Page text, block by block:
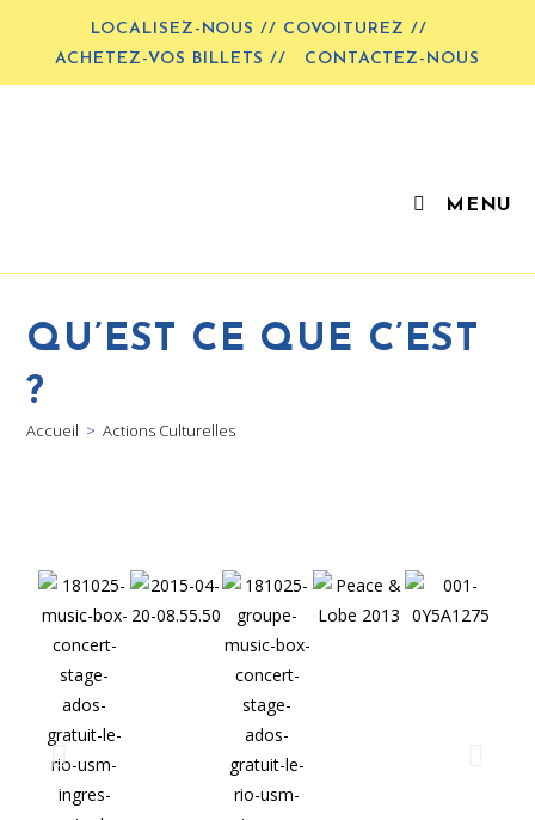
LOCALISEZ-NOUS // COVOITUREZ //
ACHETEZ-VOS BILLETS //
CONTACTEZ-NOUS
MENU
QU’EST CE QUE C’EST
?
Accueil > Actions Culturelles